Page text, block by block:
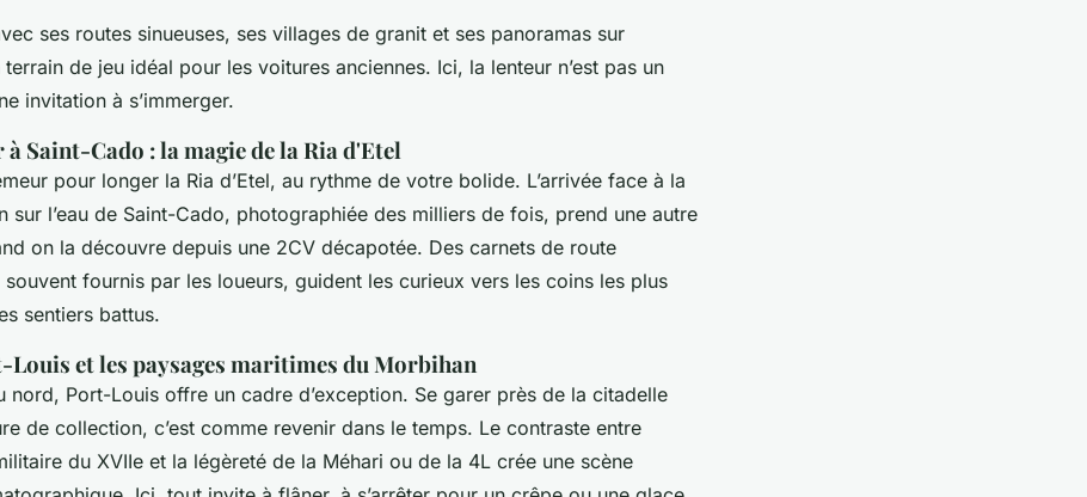
ses routes sinueuses, ses villages de granit et ses panoramas sur
terrain de jeu idéal pour les voitures anciennes. Ici, la lenteur n’est pas un
invitation à s’immerger.
à Saint-Cado : la magie de la Ria d'Etel
pour longer la Ria d’Etel, au rythme de votre bolide. L’arrivée face à la
sur l’eau de Saint-Cado, photographiée des milliers de fois, prend une autre
on la découvre depuis une 2CV décapotée. Des carnets de route
souvent fournis par les loueurs, guident les curieux vers les coins les plus
sentiers battus.
Louis et les paysages maritimes du Morbihan
nord, Port-Louis offre un cadre d’exception. Se garer près de la citadelle
de collection, c’est comme revenir dans le temps. Le contraste entre
du XVIIe et la légèreté de la Méhari ou de la 4L crée une scène